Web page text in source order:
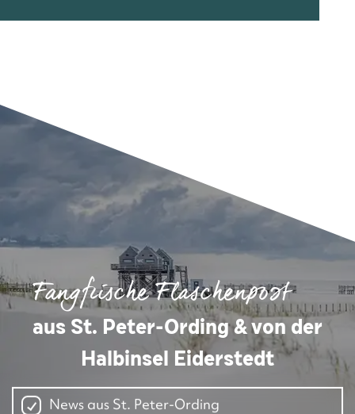
Fangfrische Flaschenpost
aus St. Peter-Ording & von der
Halbinsel Eiderstedt
News aus St. Peter-Ording